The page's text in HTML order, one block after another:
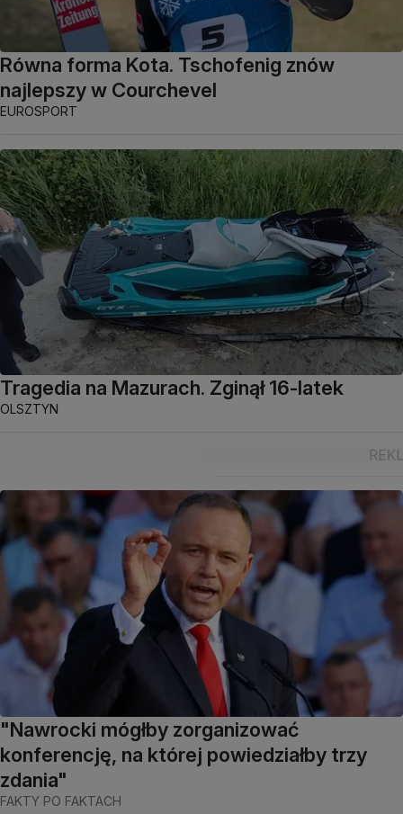
Równa forma Kota. Tschofenig znów
najlepszy w Courchevel
EUROSPORT
Tragedia na Mazurach. Zginął 16-latek
OLSZTYN
"Nawrocki mógłby zorganizować
konferencję, na której powiedziałby trzy
zdania"
FAKTY PO FAKTACH